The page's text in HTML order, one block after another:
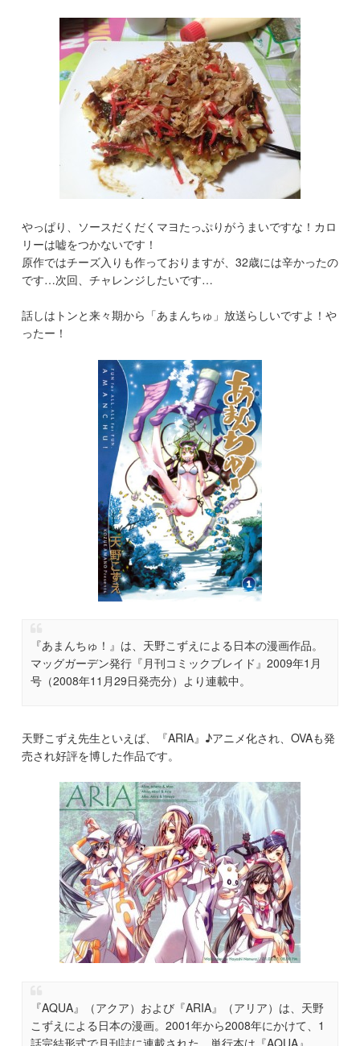
やっぱり、ソースだくだくマヨたっぷりがうまいですな！カロ
リーは嘘をつかないです！
原作ではチーズ入りも作っておりますが、32歳には辛かったの
です…次回、チャレンジしたいです…
話しはトンと来々期から「あまんちゅ」放送らしいですよ！や
ったー！
『あまんちゅ！』は、天野こずえによる日本の漫画作品。
マッグガーデン発行『月刊コミックブレイド』2009年1月
号（2008年11月29日発売分）より連載中。
天野こずえ先生といえば、『ARIA』♪アニメ化され、OVAも発
売され好評を博した作品です。
『AQUA』（アクア）および『ARIA』（アリア）は、天野
こずえによる日本の漫画。2001年から2008年にかけて、1
話完結形式で月刊誌に連載された。単行本は『AQUA』